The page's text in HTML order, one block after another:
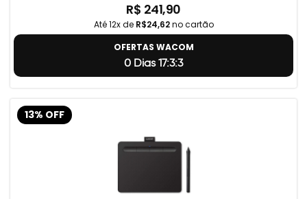
R$ 241,90
Até 12x de R$24,62no cartão
OFERTAS WACOM
0 Dias 17:3:2
13% OFF